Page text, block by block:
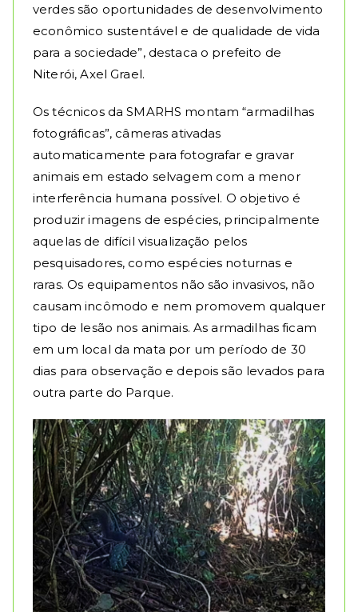
verdes são oportunidades de desenvolvimento
econômico sustentável e de qualidade de vida
para a sociedade”, destaca o prefeito de
Niterói, Axel Grael.
Os técnicos da SMARHS montam “armadilhas
fotográficas”, câmeras ativadas
automaticamente para fotografar e gravar
animais em estado selvagem com a menor
interferência humana possível. O objetivo é
produzir imagens de espécies, principalmente
aquelas de difícil visualização pelos
pesquisadores, como espécies noturnas e
raras. Os equipamentos não são invasivos, não
causam incômodo e nem promovem qualquer
tipo de lesão nos animais. As armadilhas ficam
em um local da mata por um período de 30
dias para observação e depois são levados para
outra parte do Parque.